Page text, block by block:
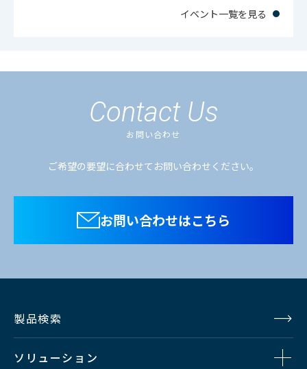
イベント一覧を見る
Contact Us
お問い合わせ
ご希望の要望に合わせてお問い合わせください。
お問い合わせはこちら
製品検索
ソリューション